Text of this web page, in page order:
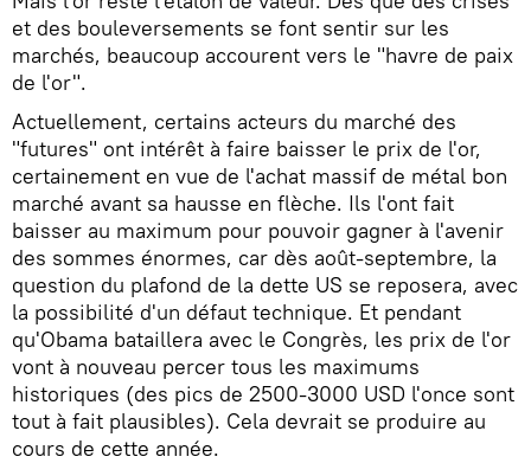
et des bouleversements se font sentir sur les
marchés, beaucoup accourent vers le "havre de paix
de l'or".
Actuellement, certains acteurs du marché des
"futures" ont intérêt à faire baisser le prix de l'or,
certainement en vue de l'achat massif de métal bon
marché avant sa hausse en flèche. Ils l'ont fait
baisser au maximum pour pouvoir gagner à l'avenir
des sommes énormes, car dès août-septembre, la
question du plafond de la dette US se reposera, avec
la possibilité d'un défaut technique. Et pendant
qu'Obama bataillera avec le Congrès, les prix de l'or
vont à nouveau percer tous les maximums
historiques (des pics de 2500-3000 USD l'once sont
tout à fait plausibles). Cela devrait se produire au
cours de cette année.